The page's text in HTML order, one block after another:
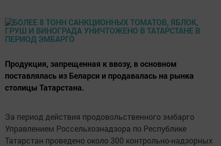
Продукция, запрещенная к ввозу, в основном
поставлялась из Беларси и продавалась на рынка
столицы Татарстана.
За период действия продовольственного эмбарго
Управлением Россельхознадзора по Республике
Татарстан проведено около 300 контрольно-надзорных